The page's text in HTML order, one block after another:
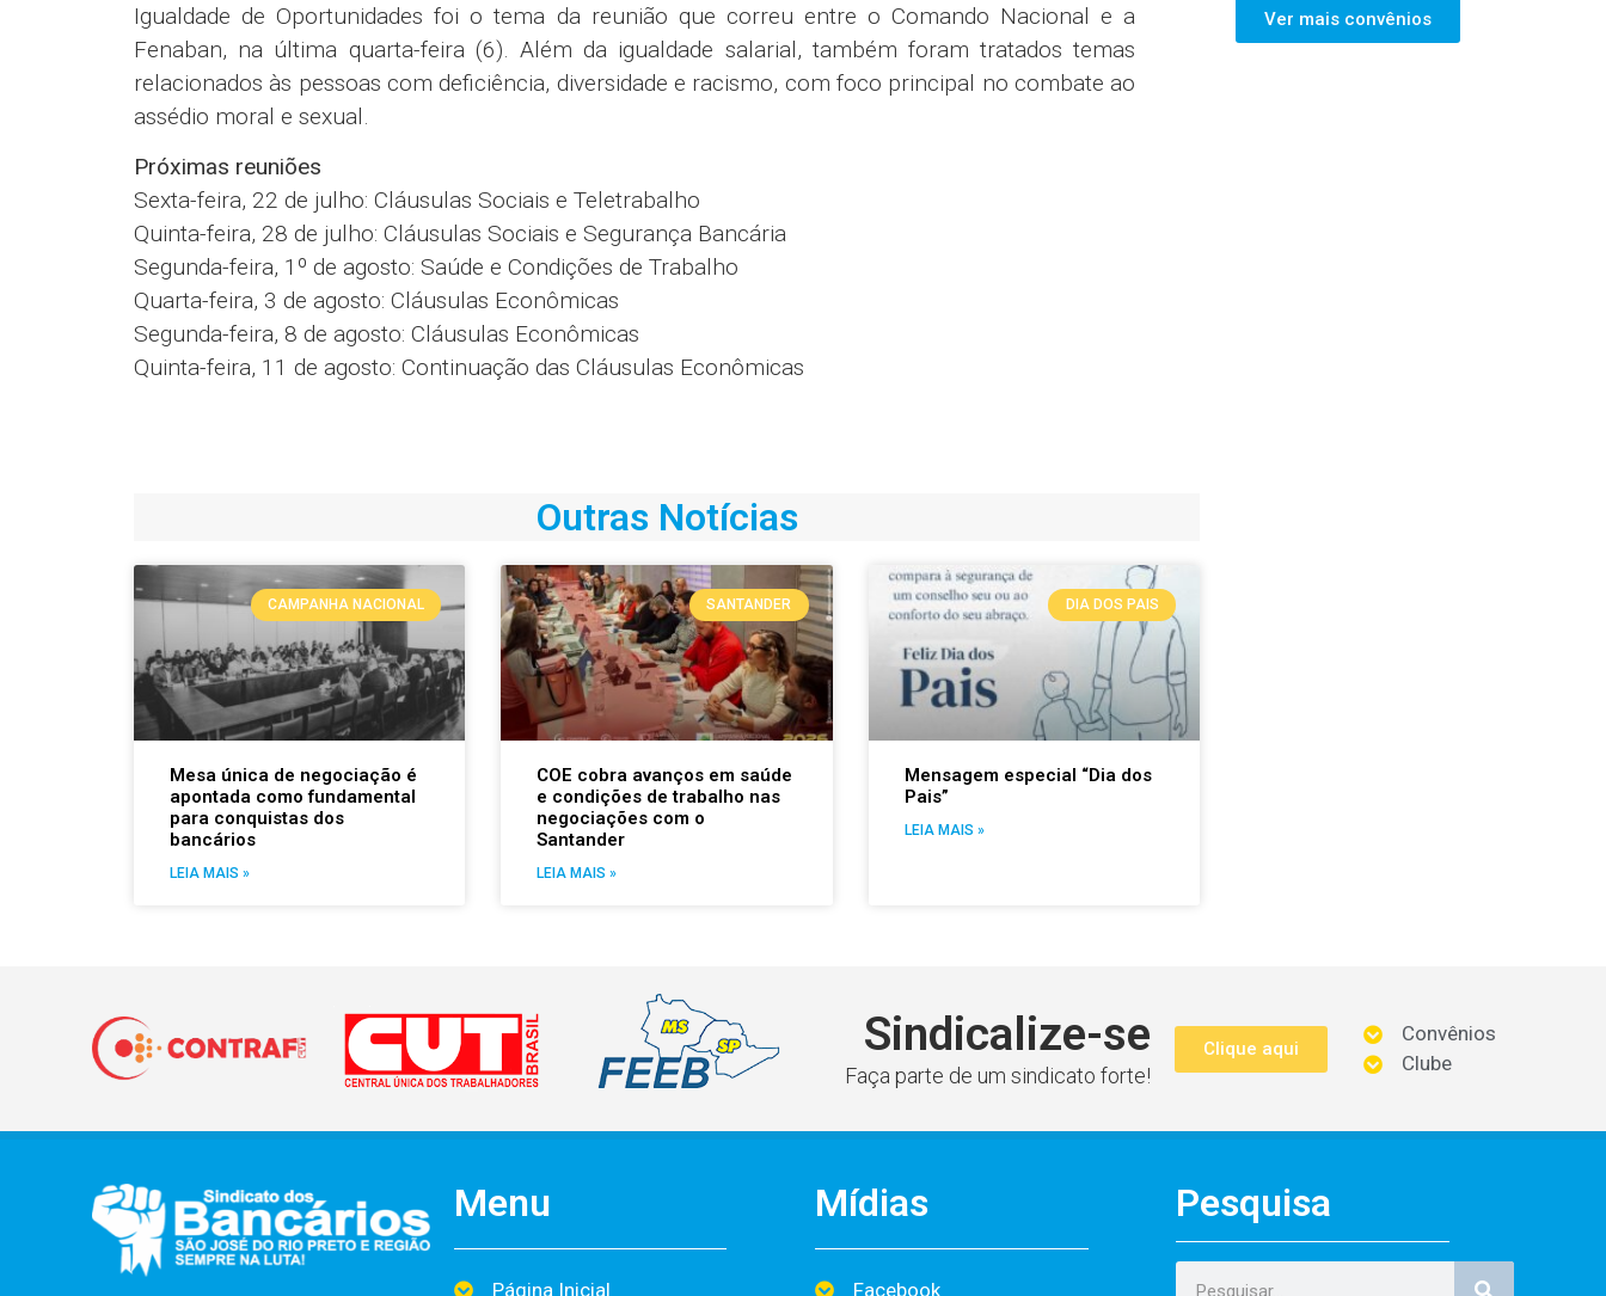
Igualdade de Oportunidades foi o tema da reunião que correu entre o Comando Nacional e a
Fenaban, na última quarta-feira (6). Além da igualdade salarial, também foram tratados temas
relacionados às pessoas com deficiência, diversidade e racismo, com foco principal no combate ao
assédio moral e sexual.
Próximas reuniões
Sexta-feira, 22 de julho: Cláusulas Sociais e Teletrabalho
Quinta-feira, 28 de julho: Cláusulas Sociais e Segurança Bancária
Segunda-feira, 1º de agosto: Saúde e Condições de Trabalho
Quarta-feira, 3 de agosto: Cláusulas Econômicas
Segunda-feira, 8 de agosto: Cláusulas Econômicas
Quinta-feira, 11 de agosto: Continuação das Cláusulas Econômicas
Outras Notícias
CAMPANHA NACIONAL
Mesa única de negociação é
apontada como fundamental
para conquistas dos
bancários
LEIA MAIS »
SANTANDER
COE cobra avanços em saúde
e condições de trabalho nas
negociações com o
Santander
LEIA MAIS »
DIA DOS PAIS
Mensagem especial “Dia dos
Pais”
LEIA MAIS »
Ver mais convênios
Sindicalize-se
Faça parte de um sindicato forte!
Clique aqui
Convênios
Clube
Menu
Página Inicial
Mídias
Facebook
Pesquisa